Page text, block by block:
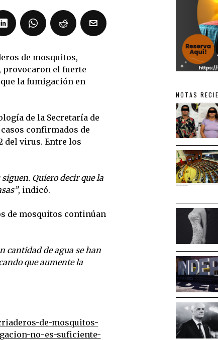
de mosquitos,
provocaron el fuerte
la fumigación en
de la Secretaría de
confirmados de
del virus. Entre los
Quiero decir que la
, indicó.
de mosquitos continúan
cantidad de agua se han
que aumente la
de-mosquitos-
no-es-suficiente-
NOTAS